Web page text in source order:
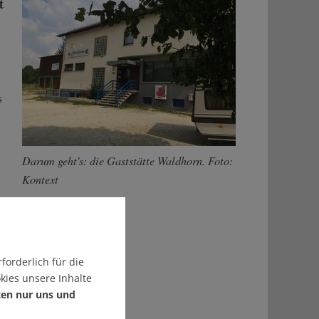
Darum geht's: die Gaststätte Waldhorn. Foto:
Kontext
würden.
Nachtlokal
Objekt für einen
für die
unsere Inhalte
nur uns und